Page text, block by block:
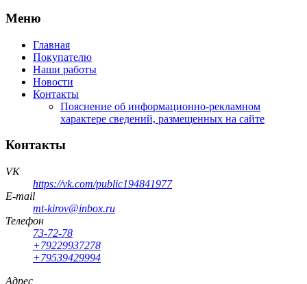
Меню
Главная
Покупателю
Наши работы
Новости
Контакты
Пояснение об информационно-рекламном
характере сведений, размещенных на сайте
Контакты
VK
https://vk.com/public194841977
E-mail
mt-kirov@inbox.ru
Телефон
73-72-78
+79229937278
+79539429994
Адрес